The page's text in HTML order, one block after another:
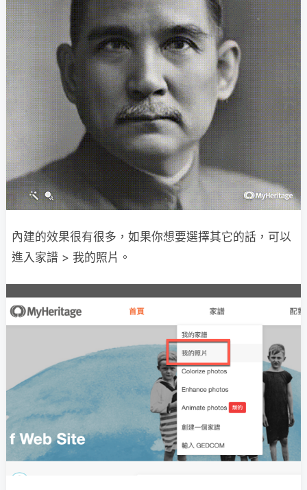
內建的效果很有很多，如果你想要選擇其它的話，可以
進入家譜 > 我的照片。